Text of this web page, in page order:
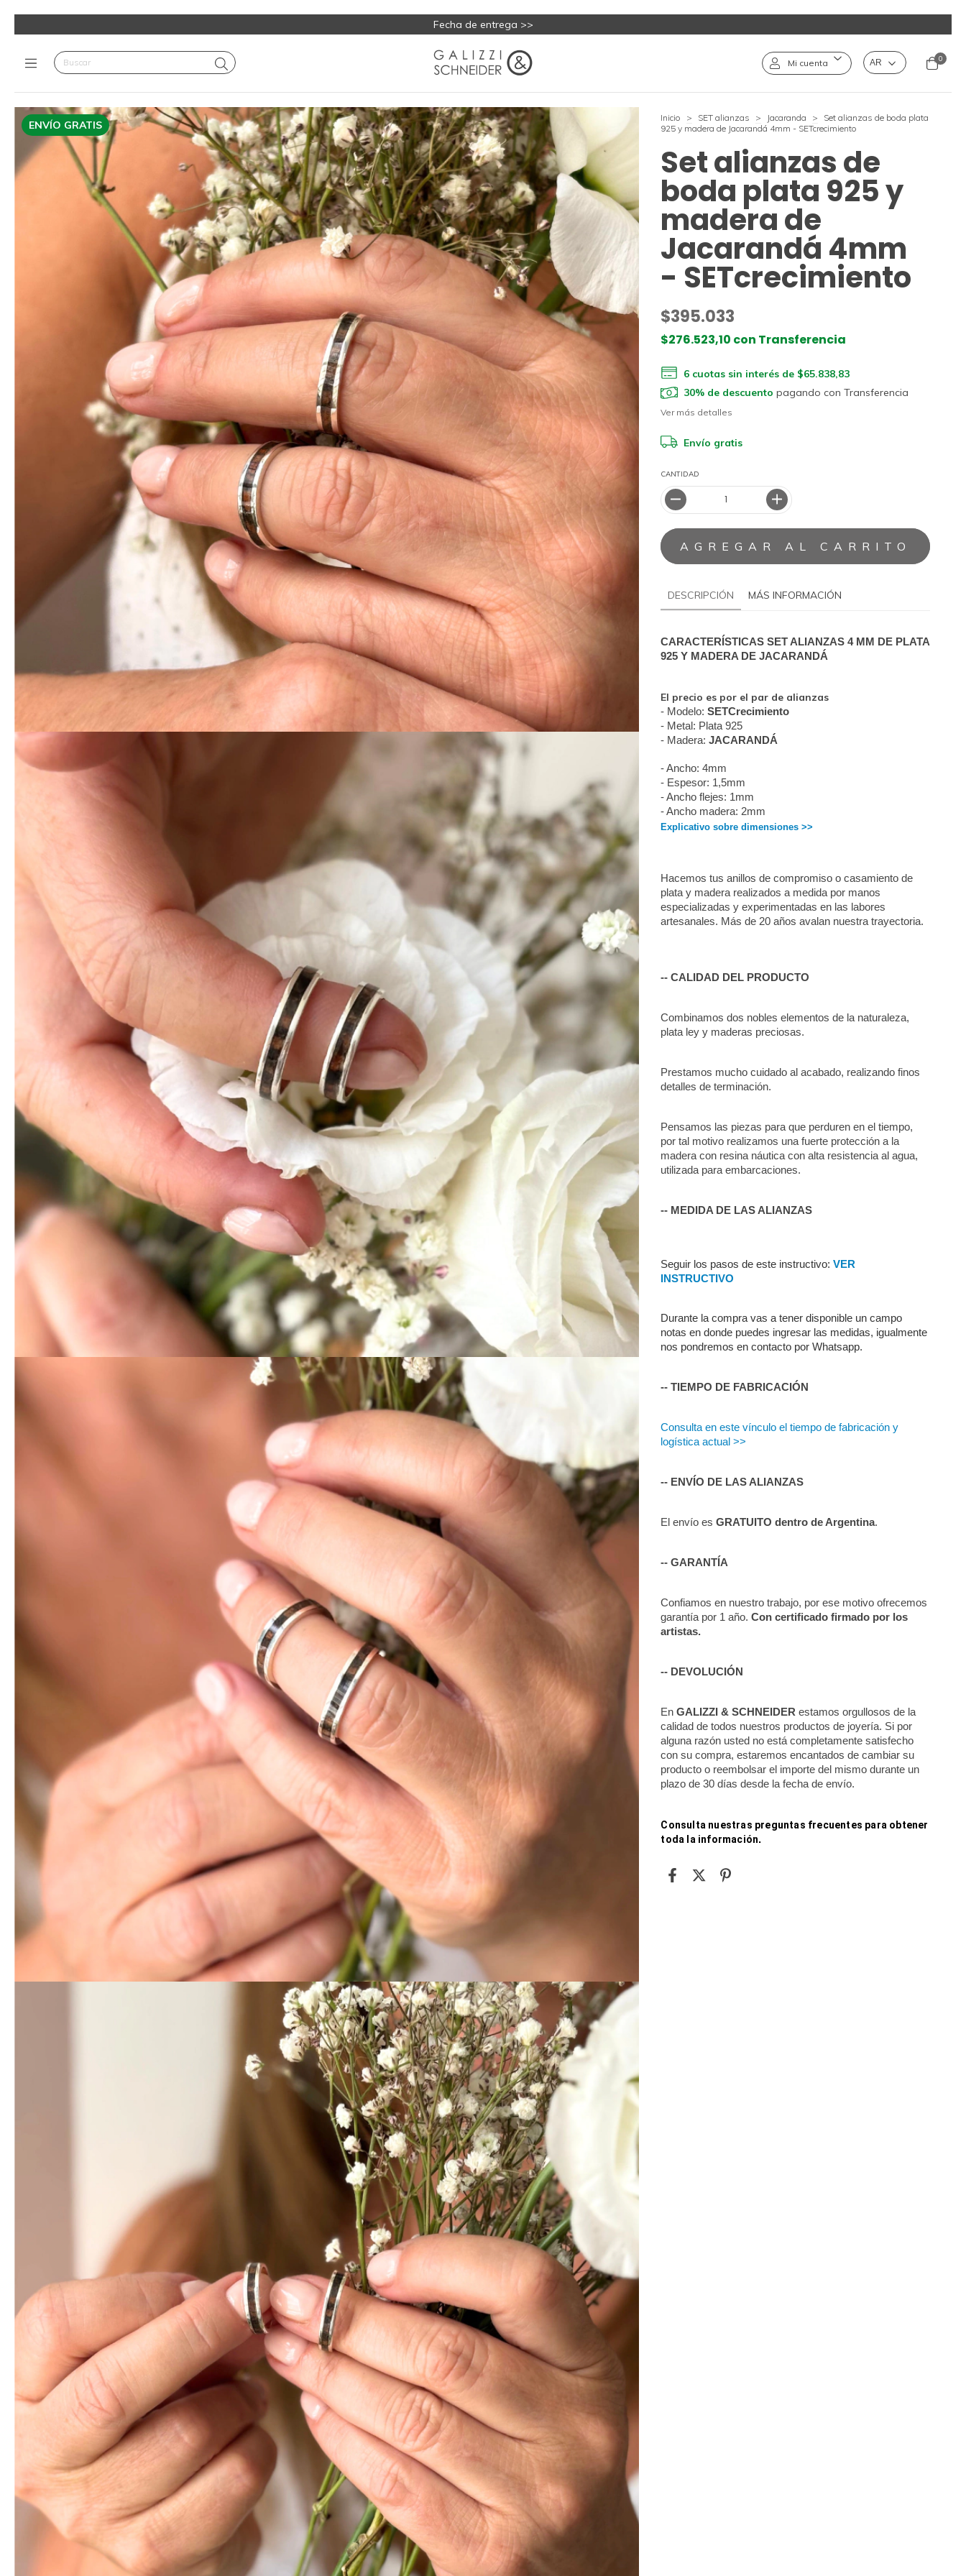
Fecha de entrega >>
Mi cuenta 0
ENVÍO GRATIS
Inicio > SET alianzas > Jacaranda >
Set alianzas de boda plata
925 y madera de Jacarandá 4mm - SETcrecimiento
Set alianzas de
boda plata 925 y
madera de
Jacarandá 4mm
- SETcrecimiento
$395.033
$276.523,10 con Transferencia
6 cuotas sin interés de $65.838,83
30% de descuento pagando con Transferencia
Ver más detalles
Envío gratis
CANTIDAD
DESCRIPCIÓN MÁS INFORMACIÓN
CARACTERÍSTICAS SET ALIANZAS 4 MM DE PLATA
925 Y MADERA DE JACARANDÁ
El precio es por el par de alianzas
- Modelo: SETCrecimiento
- Metal: Plata 925
- Madera: JACARANDÁ
- Ancho: 4mm
- Espesor: 1,5mm
- Ancho flejes: 1mm
- Ancho madera: 2mm
Explicativo sobre dimensiones >>
Hacemos tus anillos de compromiso o casamiento de
plata y madera realizados a medida por manos
especializadas y experimentadas en las labores
artesanales. Más de 20 años avalan nuestra trayectoria.
-- CALIDAD DEL PRODUCTO
Combinamos dos nobles elementos de la naturaleza,
plata ley y maderas preciosas.
Prestamos mucho cuidado al acabado, realizando finos
detalles de terminación.
Pensamos las piezas para que perduren en el tiempo,
por tal motivo realizamos una fuerte protección a la
madera con resina náutica con alta resistencia al agua,
utilizada para embarcaciones.
-- MEDIDA DE LAS ALIANZAS
Seguir los pasos de este instructivo: VER
INSTRUCTIVO
Durante la compra vas a tener disponible un campo
notas en donde puedes ingresar las medidas, igualmente
nos pondremos en contacto por Whatsapp.
-- TIEMPO DE FABRICACIÓN
Consulta en este vínculo el tiempo de fabricación y
logística actual >>
-- ENVÍO DE LAS ALIANZAS
El envío es GRATUITO dentro de Argentina.
-- GARANTÍA
Confiamos en nuestro trabajo, por ese motivo ofrecemos
garantía por 1 año. Con certificado firmado por los
artistas.
-- DEVOLUCIÓN
En GALIZZI & SCHNEIDER estamos orgullosos de la
calidad de todos nuestros productos de joyería. Si por
alguna razón usted no está completamente satisfecho
con su compra, estaremos encantados de cambiar su
producto o reembolsar el importe del mismo durante un
plazo de 30 días desde la fecha de envío.
Consulta nuestras preguntas frecuentes para obtener
toda la información.